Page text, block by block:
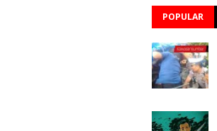
POPULAR